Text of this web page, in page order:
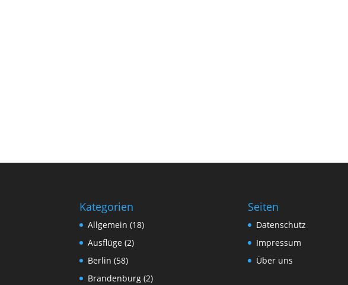
Kategorien
Allgemein (18)
Ausflüge (2)
Berlin (58)
Brandenburg (2)
Seiten
Datenschutz
Impressum
Über uns